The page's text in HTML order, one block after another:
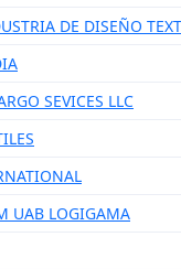
DE DISEÑO
SEVICES LLC
UAB LOGIGAMA